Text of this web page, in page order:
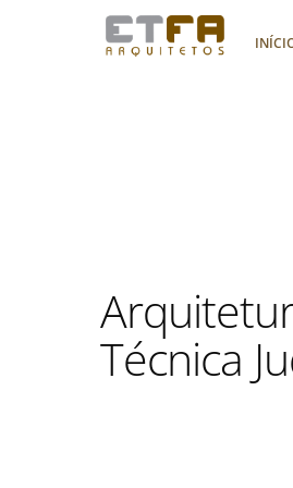
Técnica